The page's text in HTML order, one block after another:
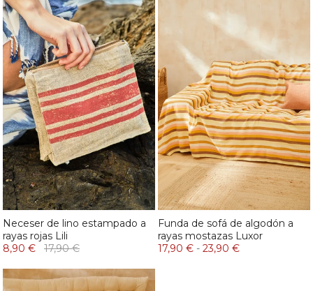
Neceser de lino estampado a
rayas rojas Lili
8,90 €
17,90 €
Funda de sofá de algodón a
rayas mostazas Luxor
17,90 € - 23,90 €